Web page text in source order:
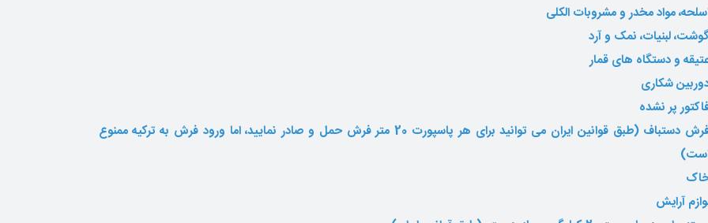
مواد مخدر و مشروبات الکلی
لبنیات، نمک و آرد
و دستگاه های قمار
شکاری
پر نشده
فرش دستباف (طبق قوانین ایران می توانید برای هر پاسپورت 20 متر فرش حمل و صادر نمایید، اما ورود فرش به ترکیه ممنوع
آرایش